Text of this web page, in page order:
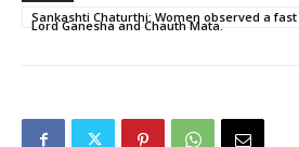
Sankashti Chaturthi: Women observed a
Lord Ganesha and Chauth Mata.